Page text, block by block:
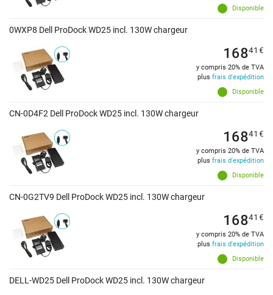
Disponible
0WXP8 Dell ProDock WD25 incl. 130W chargeur
Disponible
16841 €
y compris 20% de TVA
plus frais d'expédition
CN-0D4F2 Dell ProDock WD25 incl. 130W chargeur
Disponible
16841 €
y compris 20% de TVA
plus frais d'expédition
CN-0G2TV9 Dell ProDock WD25 incl. 130W chargeur
Disponible
16841 €
y compris 20% de TVA
plus frais d'expédition
DELL-WD25 Dell ProDock WD25 incl. 130W chargeur